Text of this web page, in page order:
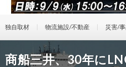
独自取材 物流施設/不動産 災害/
商船三井、30年に